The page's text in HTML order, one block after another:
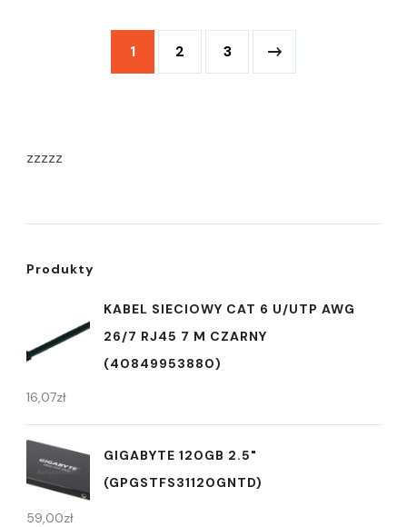
1 2 3
zzzzz
Produkty
KABEL SIECIOWY CAT 6 U/UTP AWG
26/7 RJ45 7 M CZARNY
(40849953880)
16,07zł
GIGABYTE 120GB 2.5"
(GPGSTFS31120GNTD)
59,00zł